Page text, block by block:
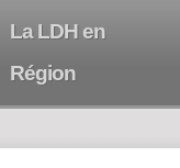
La LDH en
Région